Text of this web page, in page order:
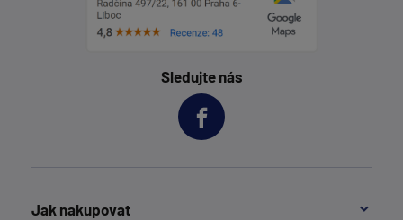
Sledujte nás
Jak nakupovat